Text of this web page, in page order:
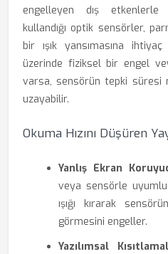
engelleyen dış etkenlerle
kullandığı optik sensörler,
bir ışık yansımasına
üzerinde fiziksel bir engel
varsa, sensörün tepki süresi
uzayabilir.
Okuma Hızını Düşüren
Yanlış Ekran
veya sensörle
ışığı kırarak
görmesini engeller.
Yazılımsal